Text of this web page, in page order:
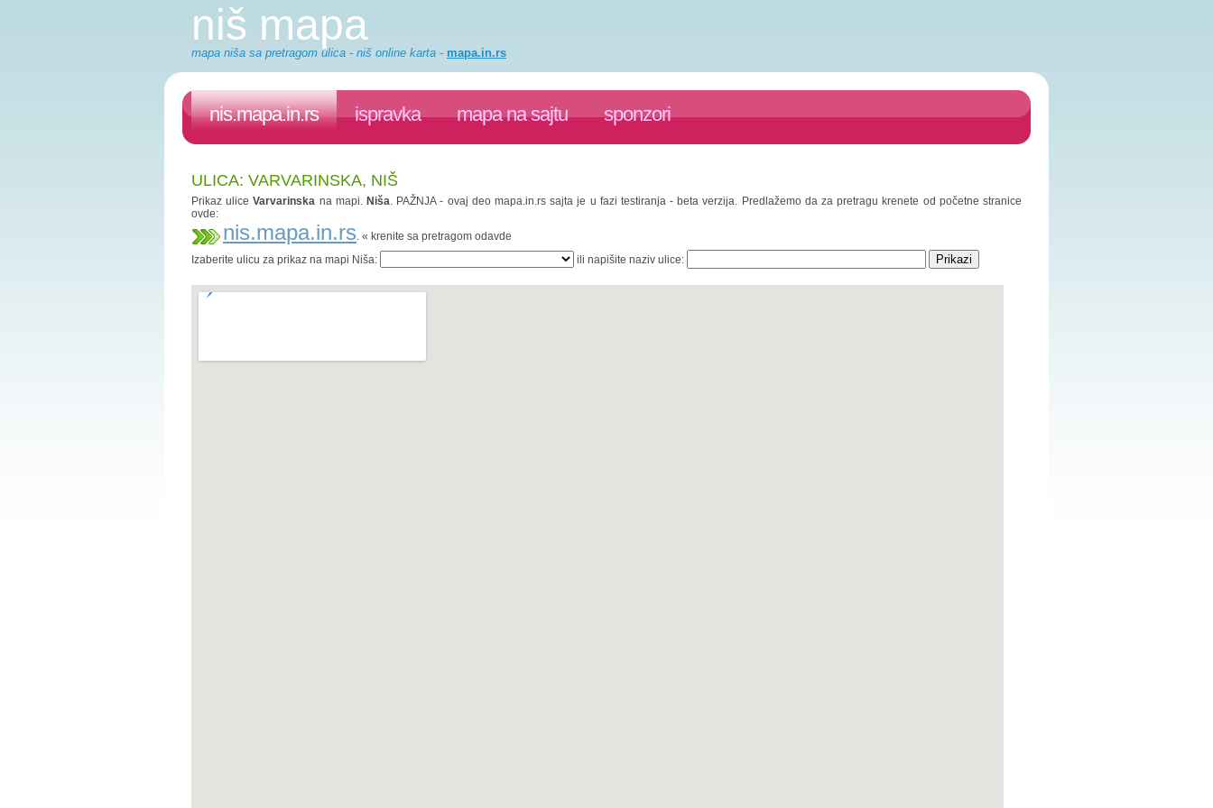
niš mapa
mapa niša sa pretragom ulica - niš online karta - mapa.in.rs
nis.mapa.in.rs ispravka mapa na sajtu sponzori
ULICA: VARVARINSKA, NIŠ
Prikaz uliceVarvarinska na mapi. Niša. PAŽNJA - ovaj deo mapa.in.rs sajta je u fazi testiranja - beta verzija. Predlažemo da za pretragu krenete od početne stranice
ovde:
nis.mapa.in.rs. « krenite sa pretragom odavde
Izaberite ulicu za prikaz na mapi Niša:
ili napišite naziv ulice: